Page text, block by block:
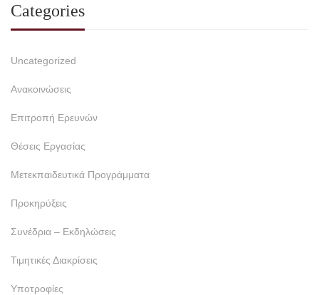
Categories
Uncategorized
Ανακοινώσεις
Επιτροπή Ερευνών
Θέσεις Εργασίας
Μετεκπαιδευτικά Προγράμματα
Προκηρύξεις
Συνέδρια – Εκδηλώσεις
Τιμητικές Διακρίσεις
Υποτροφίες